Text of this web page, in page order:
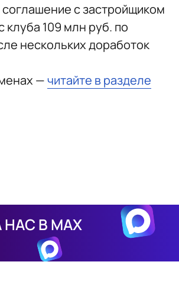
с застройщиком
109 млн руб. по
нескольких доработок
—читайте в разделе
В MAX